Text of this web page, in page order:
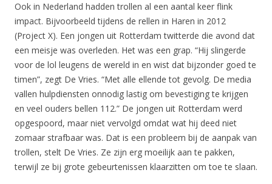
Ook in Nederland hadden trollen al een aantal keer flink
impact. Bijvoorbeeld tijdens de rellen in Haren in 2012
(Project X). Een jongen uit Rotterdam twitterde die avond dat
een meisje was overleden. Het was een grap. “Hij slingerde
voor de lol leugens de wereld in en wist dat bijzonder goed te
timen”, zegt De Vries. “Met alle ellende tot gevolg. De media
vallen hulpdiensten onnodig lastig om bevestiging te krijgen
en veel ouders bellen 112.” De jongen uit Rotterdam werd
opgespoord, maar niet vervolgd omdat wat hij deed niet
zomaar strafbaar was. Dat is een probleem bij de aanpak van
trollen, stelt De Vries. Ze zijn erg moeilijk aan te pakken,
terwijl ze bij grote gebeurtenissen klaarzitten om toe te slaan.